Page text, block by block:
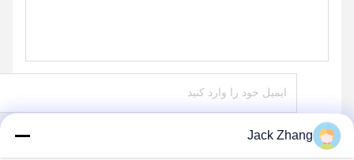
Jack Zhang